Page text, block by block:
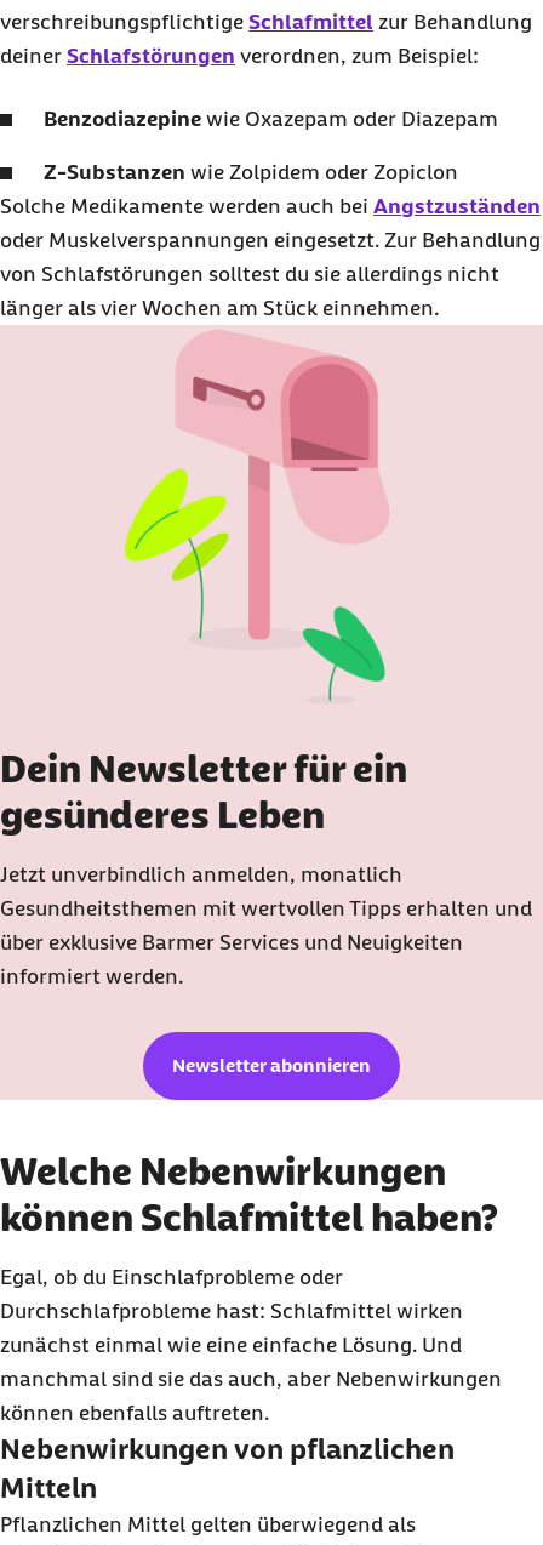
verschreibungspflichtige Schlafmittel zur Behandlung
deiner Schlafstörungen verordnen, zum Beispiel:
Benzodiazepine wie Oxazepam oder Diazepam
Z-Substanzen wie Zolpidem oder Zopiclon
Solche Medikamente werden auch bei Angstzuständen
oder Muskelverspannungen eingesetzt. Zur Behandlung
von Schlafstörungen solltest du sie allerdings nicht
länger als vier Wochen am Stück einnehmen.
Dein Newsletter für ein
gesünderes Leben
Jetzt unverbindlich anmelden, monatlich
Gesundheitsthemen mit wertvollen Tipps erhalten und
über exklusive Barmer Services und Neuigkeiten
informiert werden.
Newsletter abonnieren
Welche Nebenwirkungen
können Schlafmittel haben?
Egal, ob du Einschlafprobleme oder
Durchschlafprobleme hast: Schlafmittel wirken
zunächst einmal wie eine einfache Lösung. Und
manchmal sind sie das auch, aber Nebenwirkungen
können ebenfalls auftreten.
Nebenwirkungen von pflanzlichen
Mitteln
Pflanzlichen Mittel gelten überwiegend als